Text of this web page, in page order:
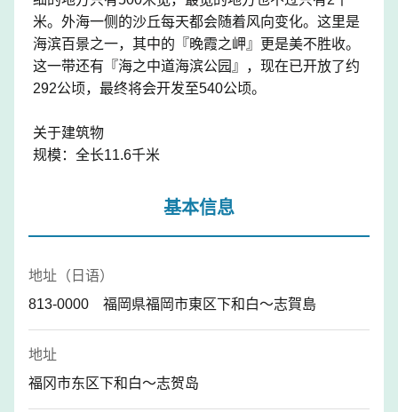
米。外海一侧的沙丘每天都会随着风向变化。这里是
海滨百景之一，其中的『晚霞之岬』更是美不胜收。
这一带还有『海之中道海滨公园』，现在已开放了约
292公顷，最终将会开发至540公顷。
关于建筑物
规模：全长11.6千米
基本信息
地址（日语）
813-0000 福岡県福岡市東区下和白～志賀島
地址
福冈市东区下和白～志贺岛